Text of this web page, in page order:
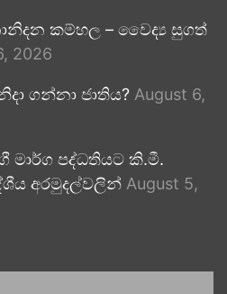
කම්හල – වෛද්‍ය සුගත්
2026
ගන්නා ජාතිය? August 6,
මාර්ග පද්ධතියට කි.මී.
අරමුදල්වලින් August 5,